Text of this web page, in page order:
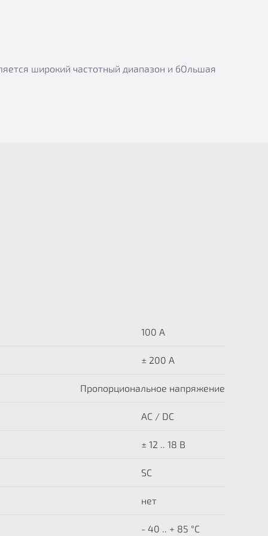
широкий частотный диапазон и бОльшая
100 A
± 200 A
Пропорциональное напряжение
AC / DC
± 12 .. 18 В
SC
нет
- 40 .. + 85 °C